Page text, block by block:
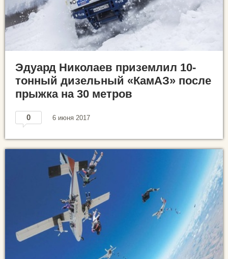
Эдуард Николаев приземлил 10-
тонный дизельный «КамАЗ» после
прыжка на 30 метров
0 6 июня 2017